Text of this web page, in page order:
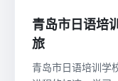
青岛市日语培
旅
青岛市日语培训学